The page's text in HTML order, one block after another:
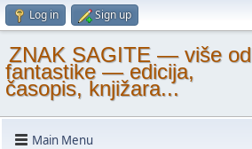
Log in Sign up
ZNAK SAGITE — više od
fantastike — edicija,
časopis, knjižara...
Main Menu